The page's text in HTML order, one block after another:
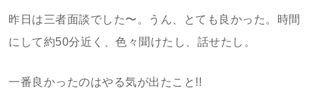
昨日は三者面談でした〜。うん、とても良かった。時間
にして約50分近く、色々聞けたし、話せたし。
一番良かったのはやる気が出たこと!!